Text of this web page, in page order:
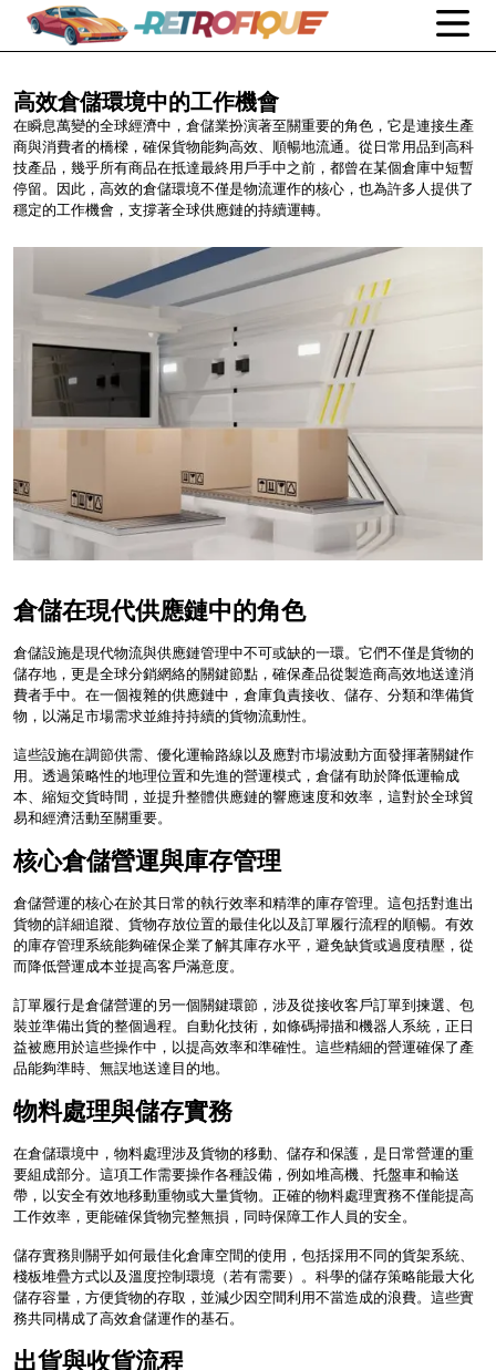
高效倉儲環境中的工作機會
在瞬息萬變的全球經濟中，倉儲業扮演著至關重要的角色，它是連接生產
商與消費者的橋樑，確保貨物能夠高效、順暢地流通。從日常用品到高科
技產品，幾乎所有商品在抵達最終用戶手中之前，都曾在某個倉庫中短暫
停留。因此，高效的倉儲環境不僅是物流運作的核心，也為許多人提供了
穩定的工作機會，支撐著全球供應鏈的持續運轉。
倉儲在現代供應鏈中的角色
倉儲設施是現代物流與供應鏈管理中不可或缺的一環。它們不僅是貨物的
儲存地，更是全球分銷網絡的關鍵節點，確保產品從製造商高效地送達消
費者手中。在一個複雜的供應鏈中，倉庫負責接收、儲存、分類和準備貨
物，以滿足市場需求並維持持續的貨物流動性。
這些設施在調節供需、優化運輸路線以及應對市場波動方面發揮著關鍵作
用。透過策略性的地理位置和先進的營運模式，倉儲有助於降低運輸成
本、縮短交貨時間，並提升整體供應鏈的響應速度和效率，這對於全球貿
易和經濟活動至關重要。
核心倉儲營運與庫存管理
倉儲營運的核心在於其日常的執行效率和精準的庫存管理。這包括對進出
貨物的詳細追蹤、貨物存放位置的最佳化以及訂單履行流程的順暢。有效
的庫存管理系統能夠確保企業了解其庫存水平，避免缺貨或過度積壓，從
而降低營運成本並提高客戶滿意度。
訂單履行是倉儲營運的另一個關鍵環節，涉及從接收客戶訂單到揀選、包
裝並準備出貨的整個過程。自動化技術，如條碼掃描和機器人系統，正日
益被應用於這些操作中，以提高效率和準確性。這些精細的營運確保了產
品能夠準時、無誤地送達目的地。
物料處理與儲存實務
在倉儲環境中，物料處理涉及貨物的移動、儲存和保護，是日常營運的重
要組成部分。這項工作需要操作各種設備，例如堆高機、托盤車和輸送
帶，以安全有效地移動重物或大量貨物。正確的物料處理實務不僅能提高
工作效率，更能確保貨物完整無損，同時保障工作人員的安全。
儲存實務則關乎如何最佳化倉庫空間的使用，包括採用不同的貨架系統、
棧板堆疊方式以及溫度控制環境（若有需要）。科學的儲存策略能最大化
儲存容量，方便貨物的存取，並減少因空間利用不當造成的浪費。這些實
務共同構成了高效倉儲運作的基石。
出貨與收貨流程